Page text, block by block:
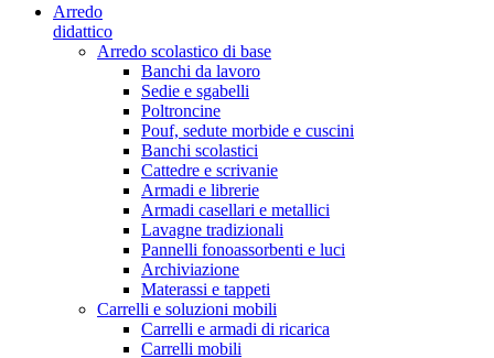
Arredo
didattico
Arredo scolastico di base
Banchi da lavoro
Sedie e sgabelli
Poltroncine
Pouf, sedute morbide e cuscini
Banchi scolastici
Cattedre e scrivanie
Armadi e librerie
Armadi casellari e metallici
Lavagne tradizionali
Pannelli fonoassorbenti e luci
Archiviazione
Materassi e tappeti
Carrelli e soluzioni mobili
Carrelli e armadi di ricarica
Carrelli mobili